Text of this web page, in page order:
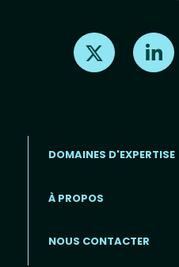
Find us on X
DOMAINES D'EXPERTISE
À PROPOS
NOUS CONTACTER